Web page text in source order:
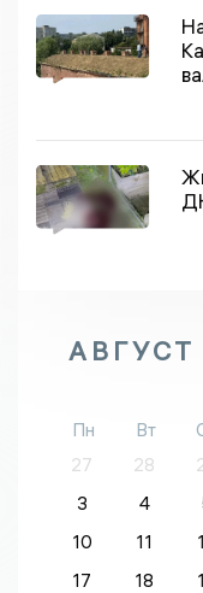
АВГУСТ
Пн Вт
27
28
3
4
10
11
17
18